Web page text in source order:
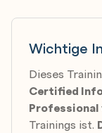
komprimierten
Unterlagen
Prüfungsfragen
das Training ab.
Wichtige
Dieses
Certified
Professional
Trainings ist.